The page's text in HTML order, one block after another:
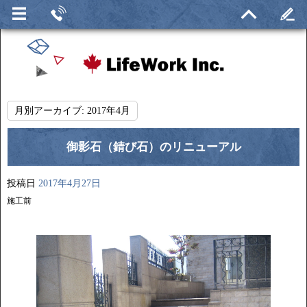
月別アーカイブ: 2017年4月
御影石（錆び石）のリニューアル
投稿日 2017年4月27日
施工前